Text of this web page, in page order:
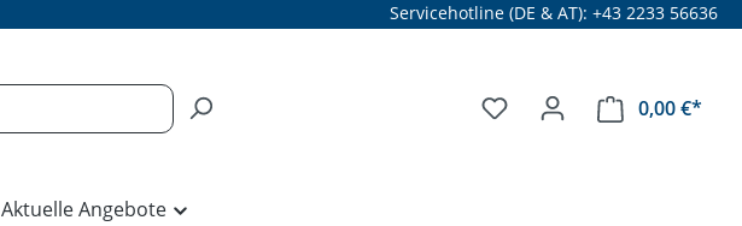
Servicehotline (DE & AT): +43 2233 56636
0,00 €*
Aktuelle Angebote